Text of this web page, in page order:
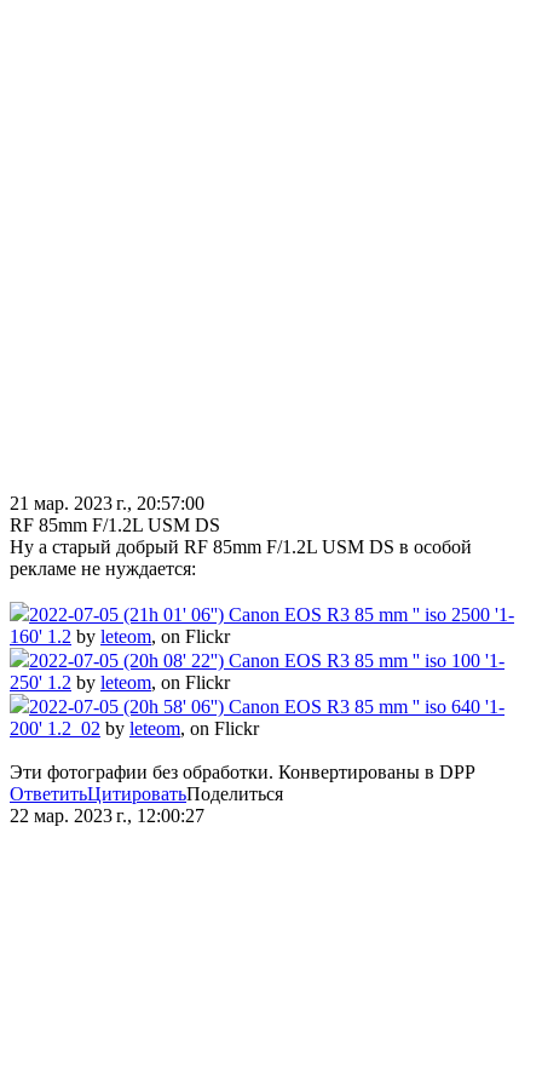
21 мар. 2023 г., 20:57:00
RF 85mm F/1.2L USM DS
Ну а старый добрый RF 85mm F/1.2L USM DS в особой
рекламе не нуждается:
2022-07-05 (21h 01' 06'') Canon EOS R3 85 mm '' iso 2500 '1-
160' 1.2 by leteom, on Flickr
2022-07-05 (20h 08' 22'') Canon EOS R3 85 mm '' iso 100 '1-
250' 1.2 by leteom, on Flickr
2022-07-05 (20h 58' 06'') Canon EOS R3 85 mm '' iso 640 '1-
200' 1.2_02 by leteom, on Flickr
Эти фотографии без обработки. Конвертированы в DPP
ОтветитьЦитироватьПоделиться
22 мар. 2023 г., 12:00:27